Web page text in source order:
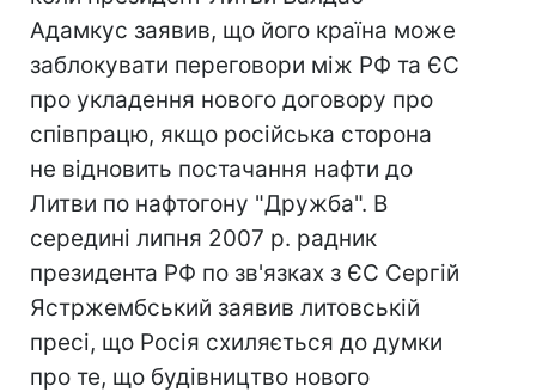
Адамкус заявив, що його країна може
заблокувати переговори між РФ та ЄС
про укладення нового договору про
співпрацю, якщо російська сторона
не відновить постачання нафти до
Литви по нафтогону "Дружба". В
середині липня 2007 р. радник
президента РФ по зв'язках з ЄС Сергій
Ястржембський заявив литовській
пресі, що Росія схиляється до думки
про те, що будівництво нового